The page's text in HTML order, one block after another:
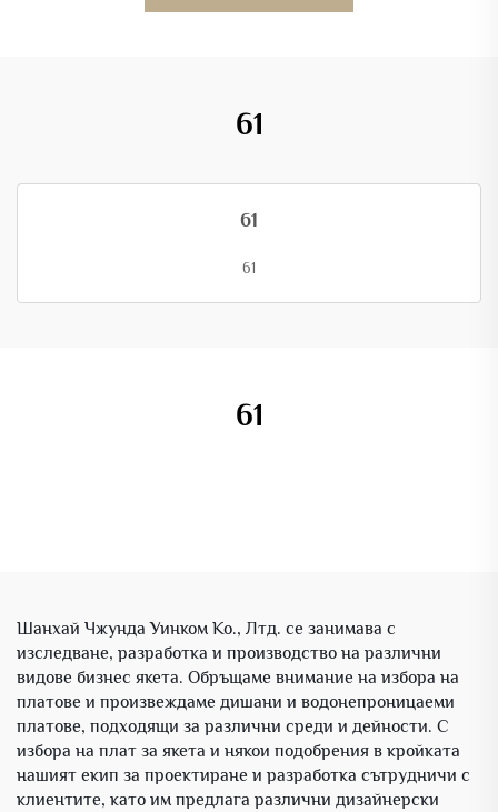
61
61
61
61
Шанхай Чжунда Уинком Ко., Лтд. се занимава с
изследване, разработка и производство на различни
видове бизнес якета. Обръщаме внимание на избора на
платове и произвеждаме дишани и водонепроницаеми
платове, подходящи за различни среди и дейности. С
избора на плат за якета и някои подобрения в кройката
нашият екип за проектиране и разработка сътрудничи с
клиентите, като им предлага различни дизайнерски